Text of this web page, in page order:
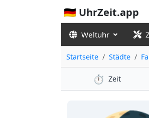
🇩🇪 UhrZeit.app
Weltuhr
Startseite Städte
⏱️ Zeit